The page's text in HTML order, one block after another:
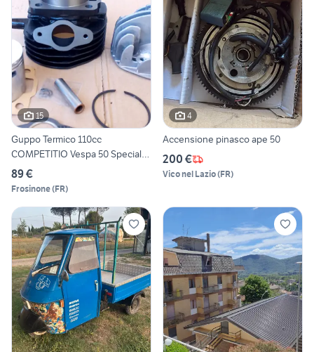
15
Guppo Termico 110cc
COMPETITIO Vespa 50 Special
PK
89 €
Frosinone(FR)
4
Accensione pinasco ape 50
200 €
Vico nel Lazio(FR)